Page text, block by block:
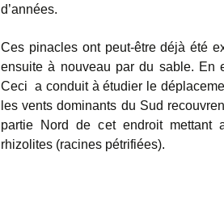
d’années.
Ces pinacles ont peut-être déjà été
ensuite à nouveau par du sable. En
Ceci a conduit à étudier le
les vents dominants du Sud
partie Nord de cet endroit mettant
rhizolites (racines pétrifiées).